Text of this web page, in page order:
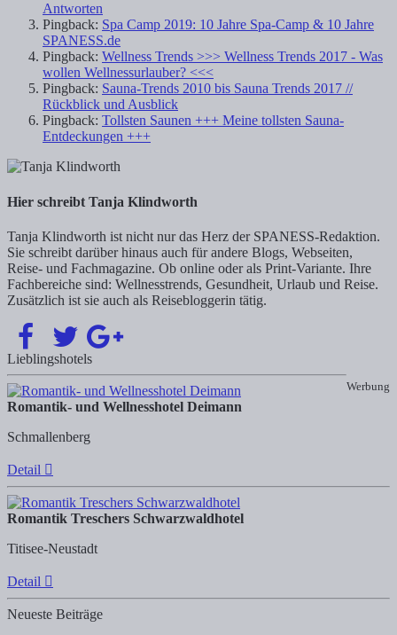
Antworten
Pingback: Spa Camp 2019: 10 Jahre Spa-Camp & 10 Jahre
SPANESS.de
Pingback: Wellness Trends >>> Wellness Trends 2017 - Was
wollen Wellnessurlauber? <<<
Pingback: Sauna-Trends 2010 bis Sauna Trends 2017 //
Rückblick und Ausblick
Pingback: Tollsten Saunen +++ Meine tollsten Sauna-
Entdeckungen +++
Hier schreibt Tanja Klindworth
Tanja Klindworth ist nicht nur das Herz der SPANESS-Redaktion.
Sie schreibt darüber hinaus auch für andere Blogs, Webseiten,
Reise- und Fachmagazine. Ob online oder als Print-Variante. Ihre
Fachbereiche sind: Wellnesstrends, Gesundheit, Urlaub und Reise.
Zusätzlich ist sie auch als Reisebloggerin tätig.
Werbung
Lieblingshotels
Romantik- und Wellnesshotel Deimann
Schmallenberg
Detail
Romantik Treschers Schwarzwaldhotel
Titisee-Neustadt
Detail
Neueste Beiträge